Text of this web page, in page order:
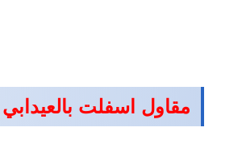
مقاول اسفلت بالعيدابي